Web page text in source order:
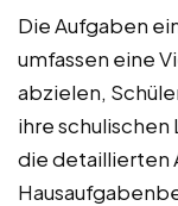
Die Aufgaben
umfassen eine
abzielen,
ihre schulischen
die detaillierten